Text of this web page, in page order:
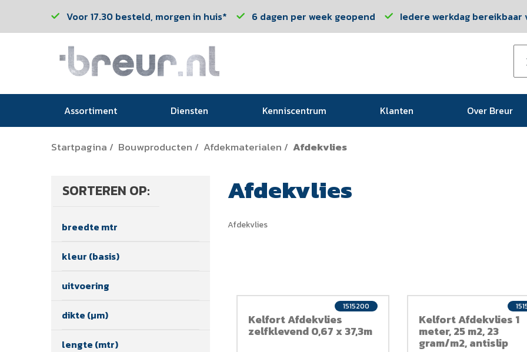
Voor 17.30 besteld, morgen in huis* 6 dagen per week geopend Iedere werkdag bereikbaar
Assortiment Diensten Kenniscentrum Klanten Over Breur
Startpagina / Bouwproducten / Afdekmaterialen / Afdekvlies
SORTEREN OP:
breedte mtr
kleur (basis)
uitvoering
dikte (µm)
lengte (mtr)
Afdekvlies
Afdekvlies
Kelfort Afdekvlies
zelfklevend 0,67 x 37,3m
1515200
Kelfort Afdekvlies 1
meter, 25 m2, 23
gram/m2, antislip